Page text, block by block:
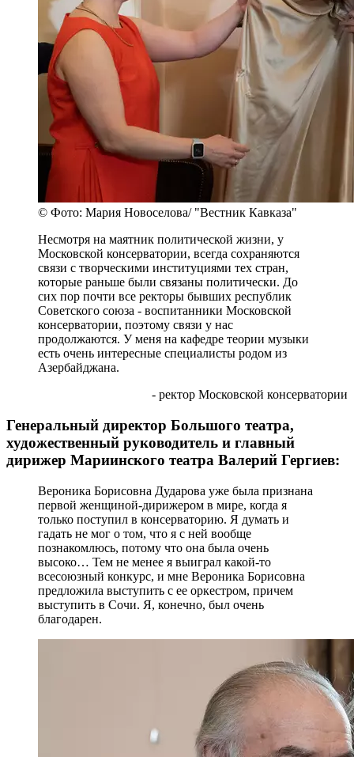
© Фото: Мария Новоселова/ "Вестник Кавказа"
Несмотря на маятник политической жизни, у
Московской консерватории, всегда сохраняются
связи с творческими институциями тех стран,
которые раньше были связаны политически. До
сих пор почти все ректоры бывших республик
Советского союза - воспитанники Московской
консерватории, поэтому связи у нас
продолжаются. У меня на кафедре теории музыки
есть очень интересные специалисты родом из
Азербайджана.
- ректор Московской консерватории
Генеральный директор Большого театра,
художественный руководитель и главный
дирижер Мариинского театра Валерий Гергиев:
Вероника Борисовна Дударова уже была признана
первой женщиной-дирижером в мире, когда я
только поступил в консерваторию. Я думать и
гадать не мог о том, что я с ней вообще
познакомлюсь, потому что она была очень
высоко… Тем не менее я выиграл какой-то
всесоюзный конкурс, и мне Вероника Борисовна
предложила выступить с ее оркестром, причем
выступить в Сочи. Я, конечно, был очень
благодарен.